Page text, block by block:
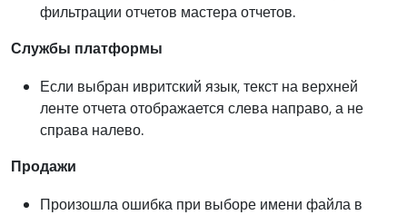
фильтрации отчетов мастера отчетов.
Службы платформы
Если выбран ивритский язык, текст на верхней
ленте отчета отображается слева направо, а не
справа налево.
Продажи
Произошла ошибка при выборе имени файла в